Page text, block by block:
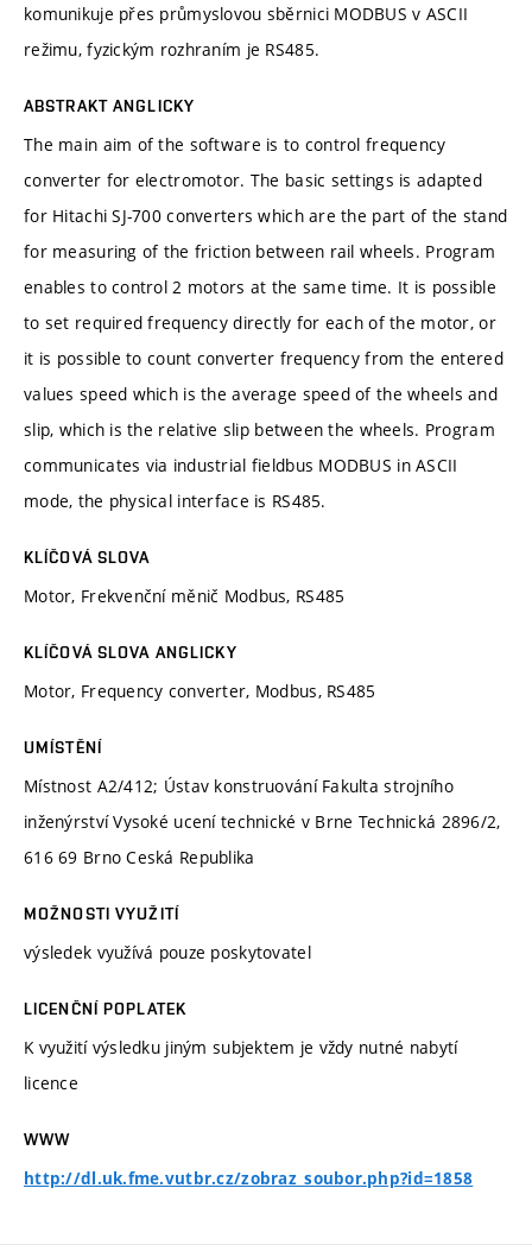
komunikuje přes průmyslovou sběrnici MODBUS v ASCII
režimu, fyzickým rozhraním je RS485.
ABSTRAKT ANGLICKY
The main aim of the software is to control frequency
converter for electromotor. The basic settings is adapted
for Hitachi SJ-700 converters which are the part of the stand
for measuring of the friction between rail wheels. Program
enables to control 2 motors at the same time. It is possible
to set required frequency directly for each of the motor, or
it is possible to count converter frequency from the entered
values speed which is the average speed of the wheels and
slip, which is the relative slip between the wheels. Program
communicates via industrial fieldbus MODBUS in ASCII
mode, the physical interface is RS485.
KLÍČOVÁ SLOVA
Motor, Frekvenční měnič Modbus, RS485
KLÍČOVÁ SLOVA ANGLICKY
Motor, Frequency converter, Modbus, RS485
UMÍSTĚNÍ
Místnost A2/412; Ústav konstruování Fakulta strojního
inženýrství Vysoké ucení technické v Brne Technická 2896/2,
616 69 Brno Ceská Republika
MOŽNOSTI VYUŽITÍ
výsledek využívá pouze poskytovatel
LICENČNÍ POPLATEK
K využití výsledku jiným subjektem je vždy nutné nabytí
licence
WWW
http://dl.uk.fme.vutbr.cz/zobraz_soubor.php?id=1858